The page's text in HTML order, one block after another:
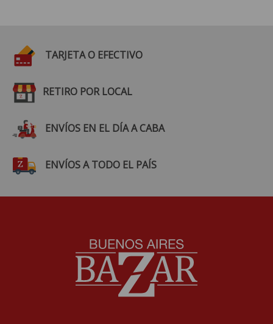
TARJETA O EFECTIVO
RETIRO POR LOCAL
ENVÍOS EN EL DÍA A CABA
ENVÍOS A TODO EL PAÍS